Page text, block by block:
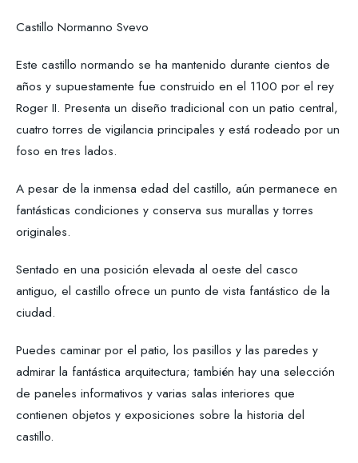
Castillo Normanno Svevo
Este castillo normando se ha mantenido durante cientos de
años y supuestamente fue construido en el 1100 por el rey
Roger II. Presenta un diseño tradicional con un patio central,
cuatro torres de vigilancia principales y está rodeado por un
foso en tres lados.
A pesar de la inmensa edad del castillo, aún permanece en
fantásticas condiciones y conserva sus murallas y torres
originales.
Sentado en una posición elevada al oeste del casco
antiguo, el castillo ofrece un punto de vista fantástico de la
ciudad.
Puedes caminar por el patio, los pasillos y las paredes y
admirar la fantástica arquitectura; también hay una selección
de paneles informativos y varias salas interiores que
contienen objetos y exposiciones sobre la historia del
castillo.